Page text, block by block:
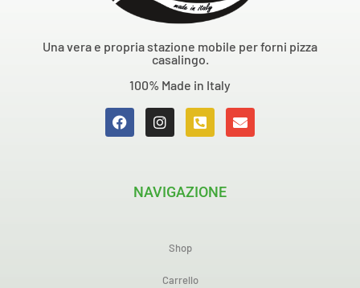
Una vera e propria stazione mobile per forni pizza
casalingo.
100% Made in Italy
NAVIGAZIONE
Shop
Carrello